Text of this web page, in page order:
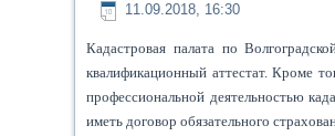
11.09.2018, 16:30
Кадастровая палата по
квалификационный аттестат. Кроме
профессиональной деятельностью
иметь договор обязательного